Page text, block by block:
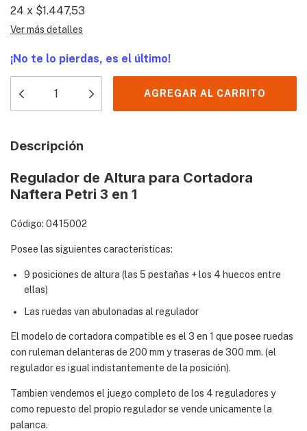
24 x $1.447,53
Ver más detalles
¡No te lo pierdas, es el último!
Descripción
Regulador de Altura para Cortadora
Naftera Petri 3 en 1
Código: 0415002
Posee las siguientes caracteristicas:
9 posiciones de altura (las 5 pestañas + los 4 huecos entre
ellas)
Las ruedas van abulonadas al regulador
El modelo de cortadora compatible es el 3 en 1 que posee ruedas
con ruleman delanteras de 200 mm y traseras de 300 mm. (el
regulador es igual indistantemente de la posición).
Tambien vendemos el juego completo de los 4 reguladores y
como repuesto del propio regulador se vende unicamente la
palanca.